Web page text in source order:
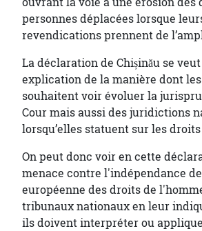
personnes déplacées lorsque
revendications prennent de
La déclaration de Chișinău se
explication de la manière dont
souhaitent voir évoluer la
Cour mais aussi des juridictions
lorsqu’elles statuent sur les
On peut donc voir en cette
menace contre l'indépendance
européenne des droits de
tribunaux nationaux en leur
ils doivent interpréter ou